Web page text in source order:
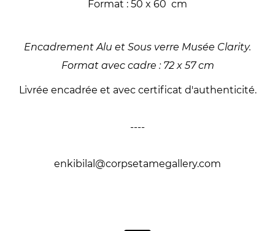
Format : 50 x 60 cm
Encadrement Alu et Sous verre Musée Clarity.
Format avec cadre : 72 x 57 cm
Livrée encadrée et avec certificat d'authenticité.
----
enkibilal@corpsetamegallery.com